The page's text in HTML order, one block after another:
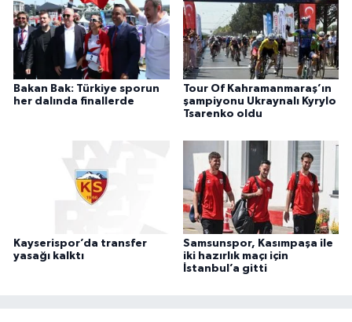
Bakan Bak: Türkiye sporun
her dalında finallerde
Tour Of Kahramanmaraş’ın
şampiyonu Ukraynalı Kyrylo
Tsarenko oldu
Kayserispor’da transfer
yasağı kalktı
Samsunspor, Kasımpaşa ile
iki hazırlık maçı için
İstanbul’a gitti